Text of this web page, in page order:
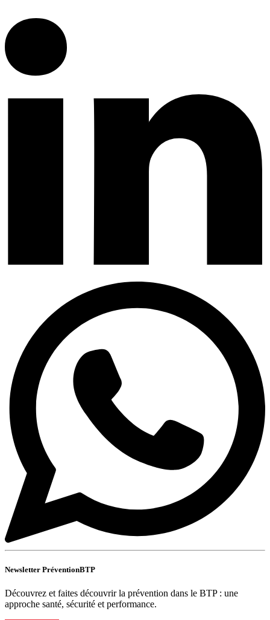
Newsletter PréventionBTP
Découvrez et faites découvrir la prévention dans le BTP : une
approche santé, sécurité et performance.